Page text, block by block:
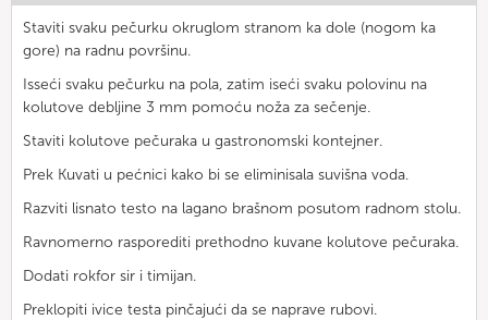
Staviti svaku pečurku okruglom stranom ka dole (nogom ka
gore) na radnu površinu.
Isseći svaku pečurku na pola, zatim iseći svaku polovinu na
kolutove debljine 3 mm pomoću noža za sečenje.
Staviti kolutove pečuraka u gastronomski kontejner.
Prek Kuvati u pećnici kako bi se eliminisala suvišna voda.
Razviti lisnato testo na lagano brašnom posutom radnom stolu.
Ravnomerno rasporediti prethodno kuvane kolutove pečuraka.
Dodati rokfor sir i timijan.
Preklopiti ivice testa pinčajući da se naprave rubovi.